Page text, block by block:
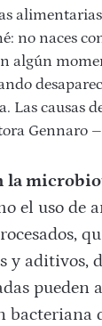
no naces
algún
Las causas
Gennaro
la
el uso de
y aditivos,
pueden
bacteriana